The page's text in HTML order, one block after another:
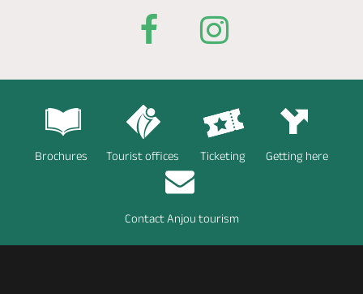
Brochures Tourist offices Ticketing Getting here
Contact Anjou tourism